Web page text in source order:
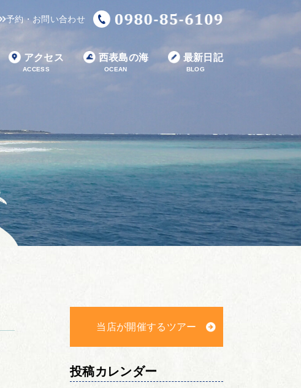
予約・お問い合わせ
アクセス
ACCESS
西表島の海
OCEAN
最新日記
BLOG
当店が開催するツアー
投稿カレンダー